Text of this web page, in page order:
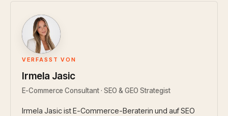
IJ
VERFASST VON
Irmela Jasic
E-Commerce Consultant · SEO & GEO Strategist
Irmela Jasic ist E-Commerce-Beraterin und auf SEO